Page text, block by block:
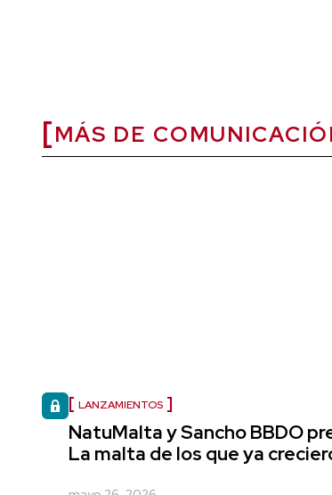
MÁS DE
LANZAMIENTOS
NatuMalta y Sancho BBDO
La malta de los que ya